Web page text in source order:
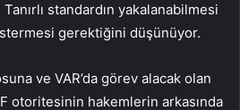
standardın yakalanabilmesi
gerektiğini düşünüyor.
ve VAR’da görev alacak olan
otoritesinin hakemlerin arkasında